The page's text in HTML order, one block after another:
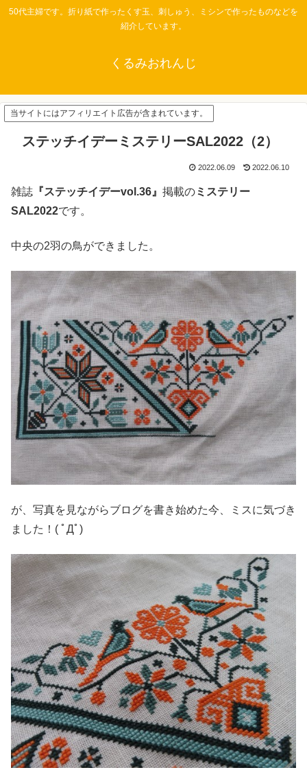
50代主婦です。折り紙で作ったくす玉、刺しゅう、ミシンで作ったものなどを
紹介しています。
くるみおれんじ
当サイトにはアフィリエイト広告が含まれています。
ステッチイデーミステリーSAL2022（2）
2022.06.09 2022.06.10
雑誌 『ステッチイデーvol.36』 掲載のミステリー
SAL2022です。
中央の2羽の鳥ができました。
が、写真を見ながらブログを書き始めた今、ミスに気づき
ました！( ﾟДﾟ)